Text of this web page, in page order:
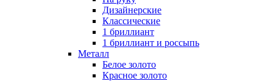
Дизайнерские
Классические
1 бриллиант
1 бриллиант и россыпь
Металл
Белое золото
Красное золото